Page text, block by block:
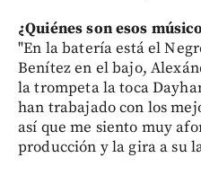
¿Quiénes son esos
"En la batería está el
Benítez en el bajo,
la trompeta la toca
han trabajado con los
así que me siento muy
producción y la gira a su